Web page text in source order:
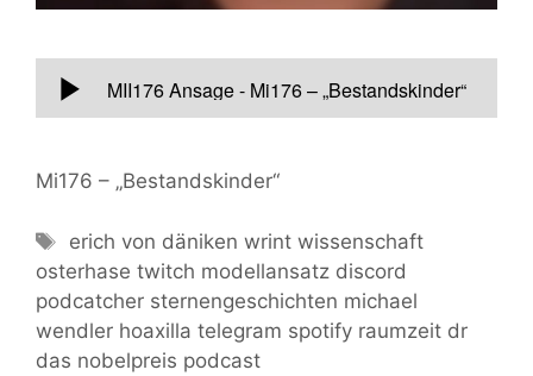
Mi176 – „Bestandskinder“
erich von dänikenwrint wissenschaft
osterhase twitch modellansatz discord
podcatcher sternengeschichten michael
wendler hoaxilla telegram spotify raumzeit dr
das nobelpreis podcast